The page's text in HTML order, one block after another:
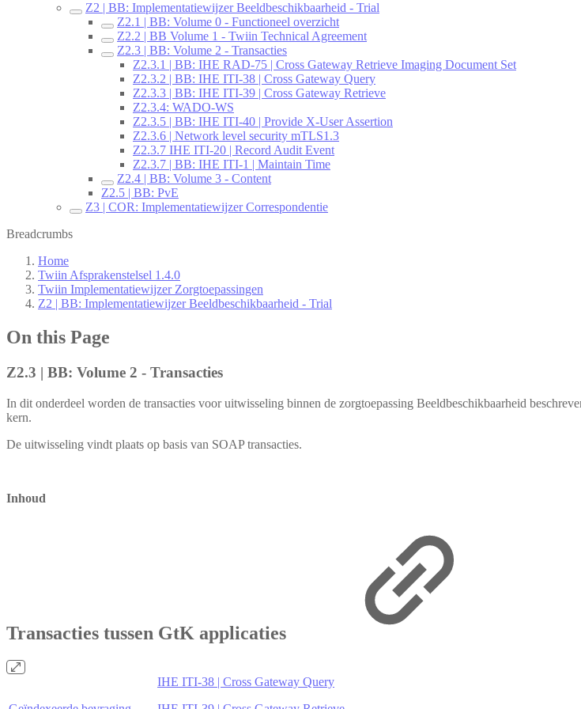
Z2 | BB: Implementatiewijzer Beeldbeschikbaarheid - Trial
Z2.1 | BB: Volume 0 - Functioneel overzicht
Z2.2 | BB Volume 1 - Twiin Technical Agreement
Z2.3 | BB: Volume 2 - Transacties
Z2.3.1 | BB: IHE RAD-75 | Cross Gateway Retrieve Imaging Document Set
Z2.3.2 | BB: IHE ITI-38 | Cross Gateway Query
Z2.3.3 | BB: IHE ITI-39 | Cross Gateway Retrieve
Z2.3.4: WADO-WS
Z2.3.5 | BB: IHE ITI-40 | Provide X-User Assertion
Z2.3.6 | Network level security mTLS1.3
Z2.3.7 IHE ITI-20 | Record Audit Event
Z2.3.7 | BB: IHE ITI-1 | Maintain Time
Z2.4 | BB: Volume 3 - Content
Z2.5 | BB: PvE
Z3 | COR: Implementatiewijzer Correspondentie
Breadcrumbs
Home
Twiin Afsprakenstelsel 1.4.0
Twiin Implementatiewijzer Zorgtoepassingen
Z2 | BB: Implementatiewijzer Beeldbeschikbaarheid - Trial
On this Page
Z2.3 | BB: Volume 2 - Transacties
In dit onderdeel worden de transacties voor uitwisseling binnen de zorgtoepassing Beeldbeschikbaarheid
kern.
De uitwisseling vindt plaats op basis van SOAP transacties.
Inhoud
Transacties tussen GtK applicaties
IHE ITI-38 | Cross Gateway Query